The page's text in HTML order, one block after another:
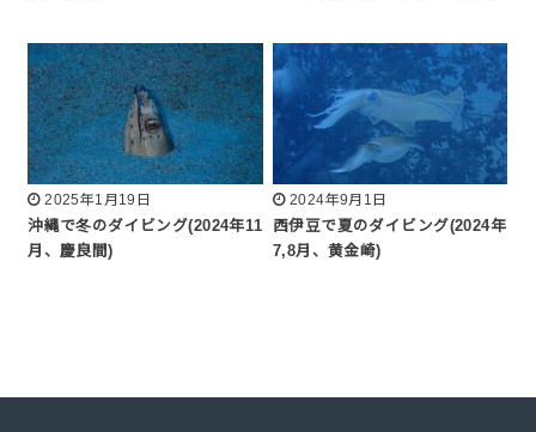
2025年1月19日
沖縄で冬のダイビング(2024年11
月、慶良間)
2024年9月1日
西伊豆で夏のダイビング(2024年
7,8月、黄金崎)